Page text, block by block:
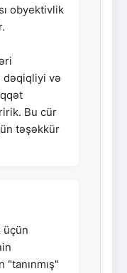
obyektivlik
dəqiqliyi və
Bu cür
təşəkkür
üçün
"tanınmış"